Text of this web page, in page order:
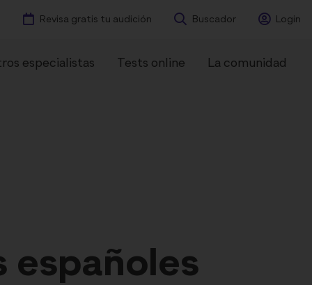
Revisa gratis tu audición Buscador Login
especialistas Tests online La comunidad
españoles